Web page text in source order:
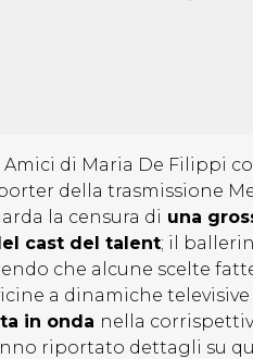
di Maria De Filippi
della trasmissione
la censura di una
cast del talent; il
che alcune scelte
a dinamiche
in onda nella
riportato dettagli su